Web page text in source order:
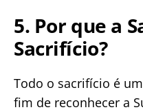
5. Por que a
Sacrifício?
Todo o sacrifício é
fim de reconhecer a